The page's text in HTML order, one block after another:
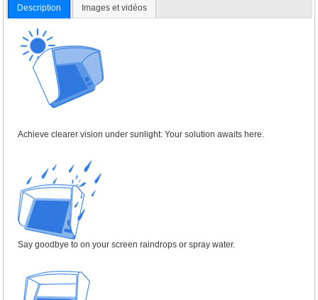
Description Images et vidéos
Achieve clearer vision under sunlight: Your solution awaits here.
Say goodbye to on your screen raindrops or spray water.